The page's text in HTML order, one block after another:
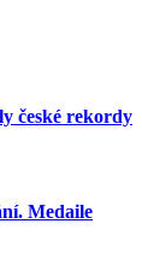
české rekordy
Medaile